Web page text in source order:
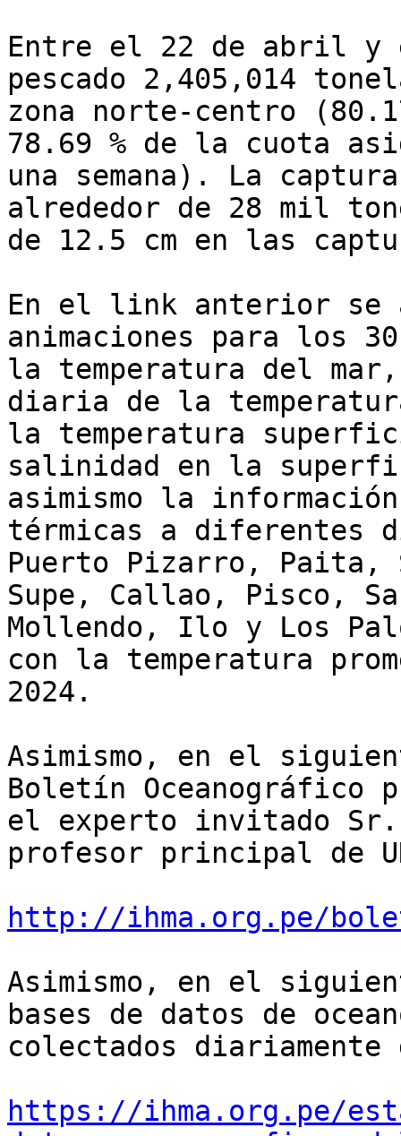
Entre el 22 de abril y
pescado 2,405,014
zona norte-centro
78.69 % de la cuota
una semana). La
alrededor de 28 mil
de 12.5 cm en las
En el link anterior se
animaciones para los
la temperatura del
diaria de la
la temperatura
salinidad en la
asimismo la
térmicas a diferentes
Puerto Pizarro, Paita,
Supe, Callao, Pisco,
Mollendo, Ilo y Los
con la temperatura
2024.
Asimismo, en el
Boletín Oceanográfico
el experto invitado Sr.
profesor principal de
http://ihma.org.pe/
Asimismo, en el
bases de datos de
colectados
https://ihma.org.pe/